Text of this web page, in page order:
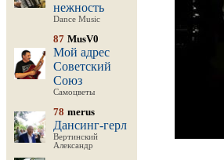
нежность
Dance Music
87 MusV0
Мой адрес
Советский
Союз
Самоцветы
78 merus
Дансинг-герл
Вертинский
Александр